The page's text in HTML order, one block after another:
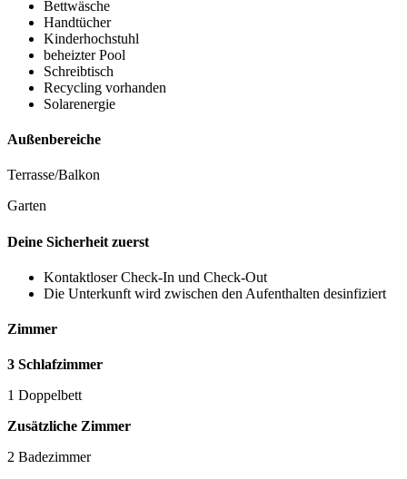
Bettwäsche
Handtücher
Kinderhochstuhl
beheizter Pool
Schreibtisch
Recycling vorhanden
Solarenergie
Außenbereiche
Terrasse/Balkon
Garten
Deine Sicherheit zuerst
Kontaktloser Check-In und Check-Out
Die Unterkunft wird zwischen den Aufenthalten desinfiziert
Zimmer
3 Schlafzimmer
1 Doppelbett
Zusätzliche Zimmer
2 Badezimmer